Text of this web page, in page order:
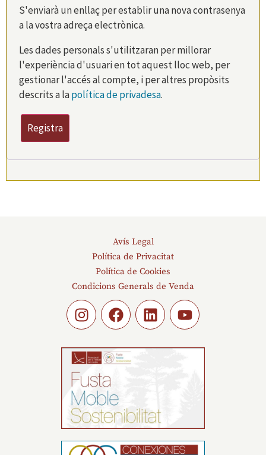
S'enviarà un enllaç per establir una nova contrasenya
a la vostra adreça electrònica.
Les dades personals s'utilitzaran per millorar
l'experiència d'usuari en tot aquest lloc web, per
gestionar l'accés al compte, i per altres propòsits
descrits a lapolítica de privadesa.
Registra
Avís Legal
Política de Privacitat
Política de Cookies
Condicions Generals de Venda